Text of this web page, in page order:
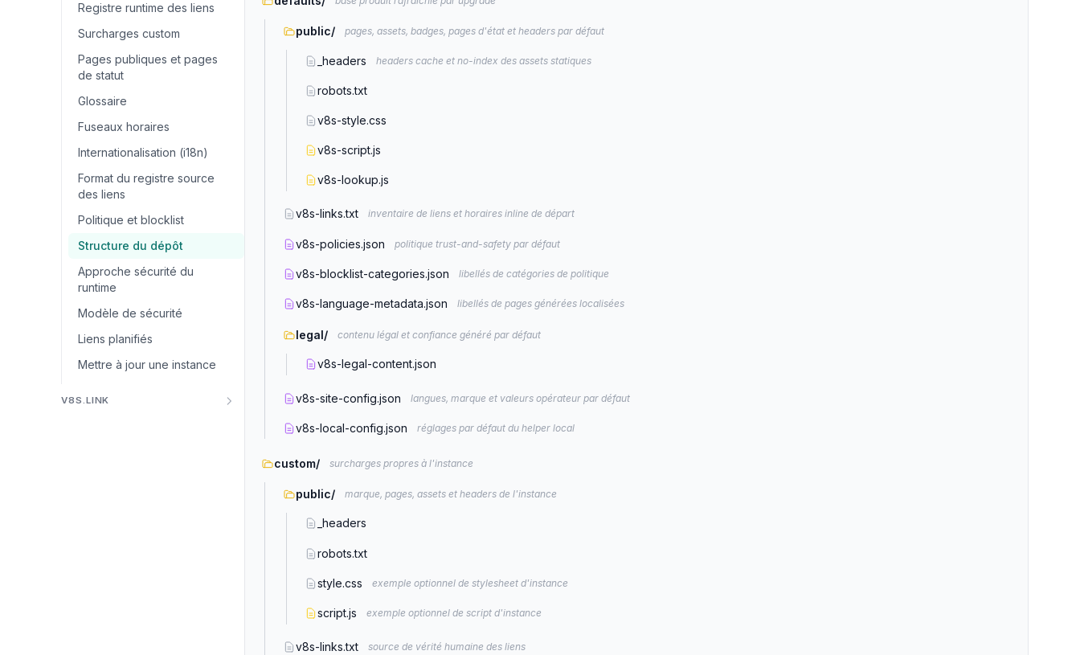
Registre runtime des liens
Surcharges custom
Pages publiques et pages
de statut
Glossaire
Fuseaux horaires
Internationalisation (i18n)
Format du registre source
des liens
Politique et blocklist
Structure du dépôt
Approche sécurité du
runtime
Modèle de sécurité
Liens planifiés
Mettre à jour une instance
V8S.LINK
public/ pages, assets, badges, pages d'état et headers par défaut
_headers headers cache et no-index des assets statiques
robots.txt
v8s-style.css
v8s-script.js
v8s-lookup.js
v8s-links.txt inventaire de liens et horaires inline de départ
v8s-policies.json politique trust-and-safety par défaut
v8s-blocklist-categories.json libellés de catégories de politique
v8s-language-metadata.json libellés de pages générées localisées
legal/ contenu légal et confiance généré par défaut
v8s-legal-content.json
v8s-site-config.json langues, marque et valeurs opérateur par défaut
v8s-local-config.json réglages par défaut du helper local
custom/ surcharges propres à l'instance
public/ marque, pages, assets et headers de l'instance
_headers
robots.txt
style.css exemple optionnel de stylesheet d'instance
script.js exemple optionnel de script d'instance
v8s-links.txt source de vérité humaine des liens